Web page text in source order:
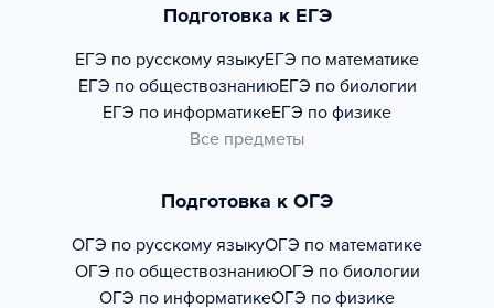
Подготовка к ЕГЭ
ЕГЭ по русскому языкуЕГЭ по математике
ЕГЭ по обществознаниюЕГЭ по биологии
ЕГЭ по информатикеЕГЭ по физике
Все предметы
Подготовка к ОГЭ
ОГЭ по русскому языкуОГЭ по математике
ОГЭ по обществознаниюОГЭ по биологии
ОГЭ по информатикеОГЭ по физике